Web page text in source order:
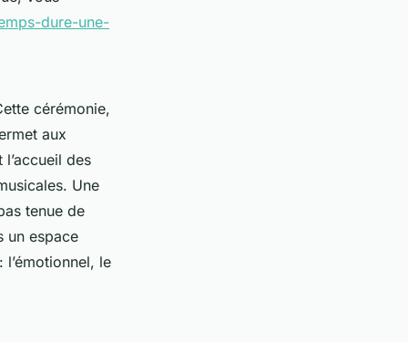
dure-une-
cérémonie,
aux
des
Une
tenue de
un espace
le